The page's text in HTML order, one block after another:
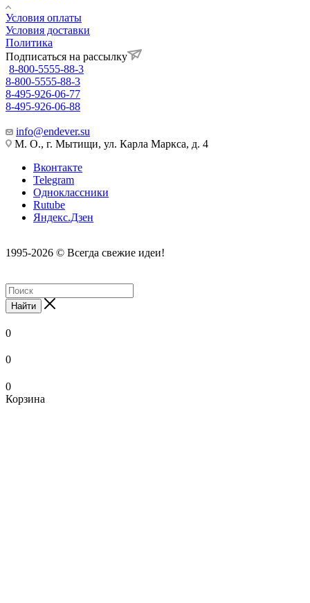
Условия оплаты
Условия доставки
Политика
Подписаться на рассылку
8-800-5555-88-3
8-800-5555-88-3
8-495-926-06-77
8-495-926-06-88
info@endever.su
М. О., г. Мытищи, ул. Карла Маркса, д. 4
Вконтакте
Telegram
Одноклассники
Rutube
Яндекс.Дзен
1995-2026 © Всегда свежие идеи!
Найти
0
0
0
Корзина